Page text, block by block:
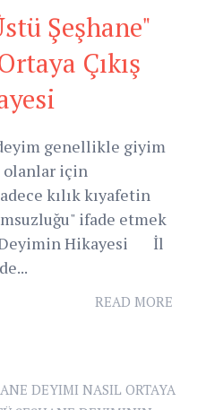
Şeşhane"
Çıkış
genellikle giyim
olanlar için
kılık kıyafetin
ifade etmek
Deyimin Hikayesi İl
READ MORE
DEYIMI NASIL ORTAYA